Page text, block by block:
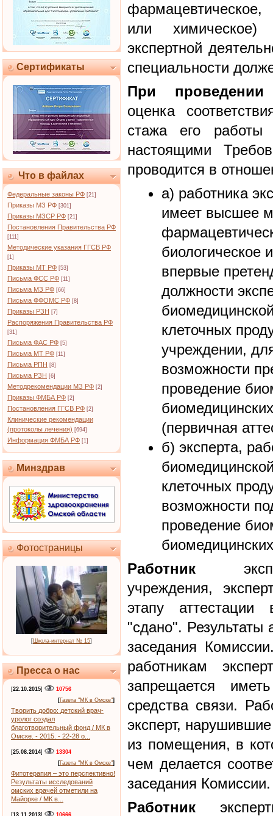
Сертификаты
Что в файлах
Федеральные законы РФ [21]
Приказы МЗ РФ [301]
Приказы МЗСР РФ [21]
Постановления Правительства РФ
[111]
Методические указания ГГСВ РФ
[1]
Приказы МТ РФ [53]
Письма ФСС РФ [11]
Письма МЗ РФ [66]
Письма ФФОМС РФ [8]
Приказы РЗН [7]
Распоряжения Правительства РФ
[31]
Письма ФАС РФ [5]
Письма МТ РФ [11]
Письма РПН [8]
Письма РЗН [6]
Методрекомендации МЗ РФ [2]
Приказы ФМБА РФ [2]
Постановления ГГСВ РФ [2]
Клинические рекомендации
(протоколы лечения) [694]
Информация ФМБА РФ [1]
Минздрав
Фотостраницы
[Школа-интернат № 15]
Пресса о нас
[22.10.2015]
10756
[Газета "МК в Омске"]
Творить добро: детский врач-
уролог создал
благотворительный фонд / МК в
Омске. - 2015. - 22-28 о...
[25.08.2014]
13304
[Газета "МК в Омске"]
Фитотерапия – это перспективно!
Результаты исследований
омских врачей отметили на
Майорке / МК в...
[13.11.2013] 10666
фармацевтическое,
или
экспертной
специальности
При проведении
оценка
стажа его работы
настоящими
проводится в
а) работника
имеет высшее
биологическое
впервые
должности
клеточных
учреждении,
возможности
проведение
(первичная
б) эксперта,
клеточных
возможности
проведение
Работник
учреждения,
этапу
"сдано". Результаты
заседания
работникам
запрещается
средства связи.
эксперт,
из помещения, в
чем делается
заседания Комиссии.
Работник